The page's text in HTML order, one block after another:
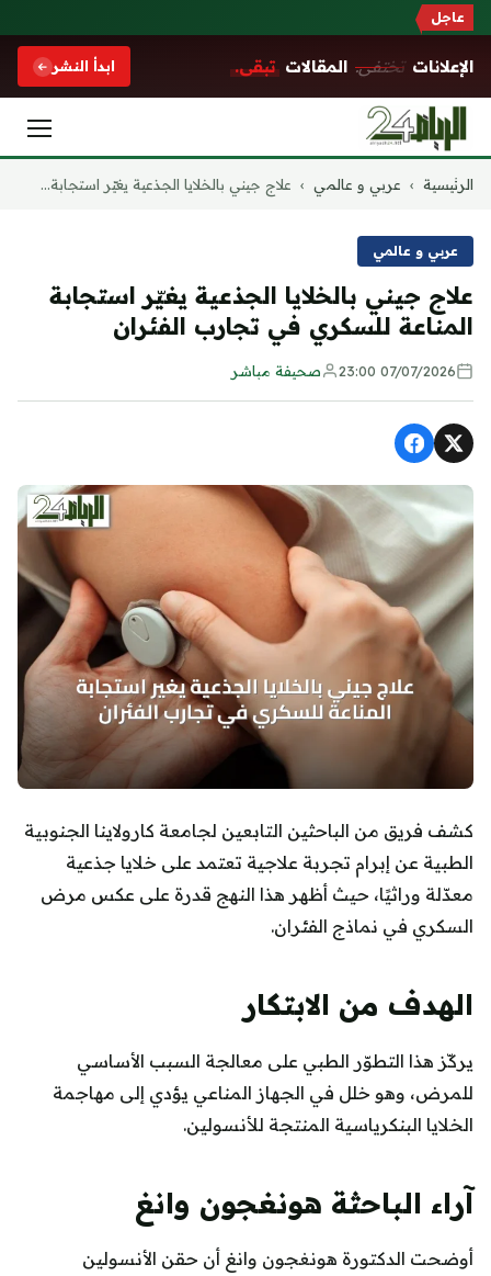
عاجل
الإعلانات تختفي. المقالات تبقى. ابدأ النشر
التجاوز
الرئيسية › عربي و عالمي › علاج جيني بالخلايا الجذعية يغيّر استجابة...
عربي و عالمي
علاج جيني بالخلايا الجذعية يغيّر استجابة
المناعة للسكري في تجارب الفئران
07/07/2026 23:00 صحيفة مباشر
كشف فريق من الباحثين التابعين لجامعة كارولاينا الجنوبية
الطبية عن إبرام تجربة علاجية تعتمد على خلايا جذعية
معدّلة وراثيًا، حيث أظهر هذا النهج قدرة على عكس مرض
السكري في نماذج الفئران.
الهدف من الابتكار
يركّز هذا التطوّر الطبي على معالجة السبب الأساسي
للمرض، وهو خلل في الجهاز المناعي يؤدي إلى مهاجمة
الخلايا البنكرياسية المنتجة للأنسولين.
آراء الباحثة هونغجون وانغ
أوضحت الدكتورة هونغجون وانغ أن حقن الأنسولين